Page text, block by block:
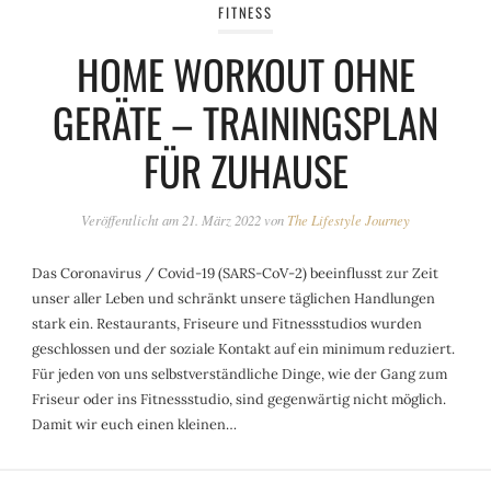
FITNESS
HOME WORKOUT OHNE
GERÄTE – TRAININGSPLAN
FÜR ZUHAUSE
Veröffentlicht am 21. März 2022 von The Lifestyle Journey
Das Coronavirus / Covid-19 (SARS-CoV-2) beeinflusst zur Zeit
unser aller Leben und schränkt unsere täglichen Handlungen
stark ein. Restaurants, Friseure und Fitnessstudios wurden
geschlossen und der soziale Kontakt auf ein minimum reduziert.
Für jeden von uns selbstverständliche Dinge, wie der Gang zum
Friseur oder ins Fitnessstudio, sind gegenwärtig nicht möglich.
Damit wir euch einen kleinen…